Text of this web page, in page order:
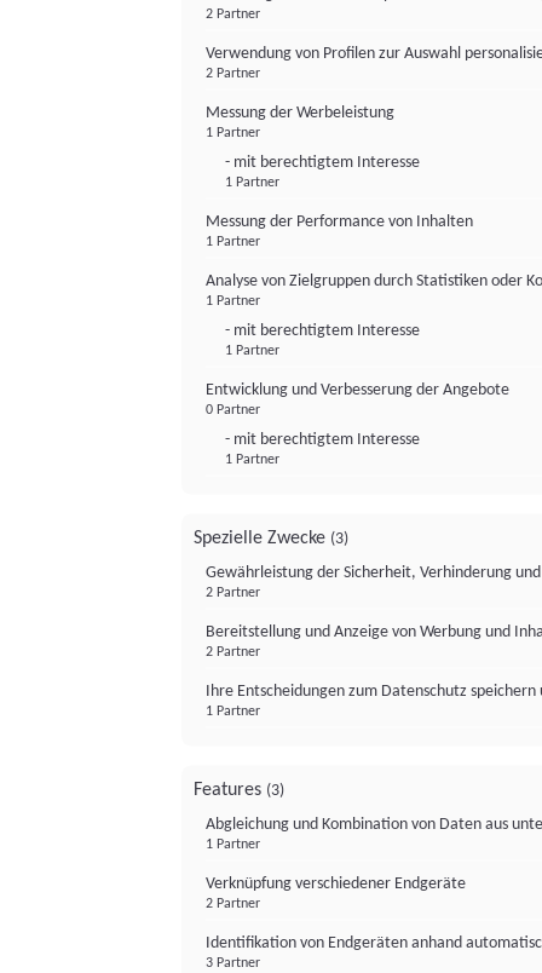
2 Partner
Verwendung von Profilen zur Auswahl
2 Partner
Messung der Werbeleistung
1 Partner
- mit berechtigtem Interesse
1 Partner
Messung der Performance von Inhalten
1 Partner
Analyse von Zielgruppen durch Statistiken oder
1 Partner
- mit berechtigtem Interesse
1 Partner
Entwicklung und Verbesserung der Angebote
0 Partner
- mit berechtigtem Interesse
1 Partner
Spezielle Zwecke (3)
Gewährleistung der Sicherheit, Verhinderung
2 Partner
Bereitstellung und Anzeige von Werbung und
2 Partner
Ihre Entscheidungen zum Datenschutz
1 Partner
Features (3)
Abgleichung und Kombination von Daten aus
1 Partner
Verknüpfung verschiedener Endgeräte
2 Partner
Identifikation von Endgeräten anhand
3 Partner